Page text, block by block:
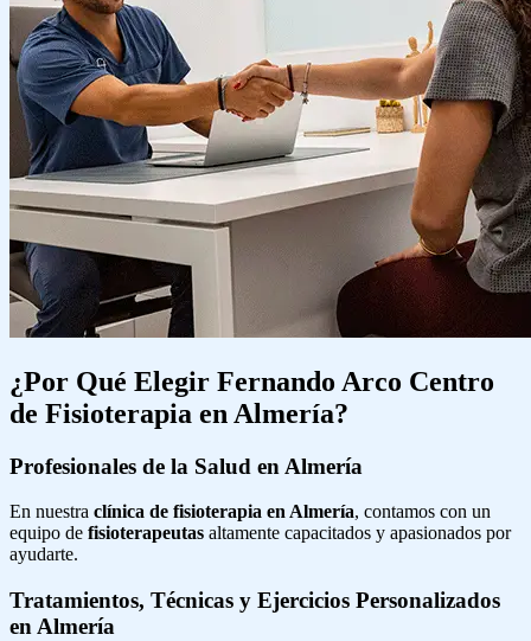
¿Por Qué Elegir Fernando Arco Centro
de Fisioterapia en Almería?
Profesionales de la Salud en Almería
En nuestra clínica de fisioterapia en Almería, contamos con un
equipo de fisioterapeutas altamente capacitados y apasionados por
ayudarte.
Tratamientos, Técnicas y Ejercicios Personalizados
en Almería